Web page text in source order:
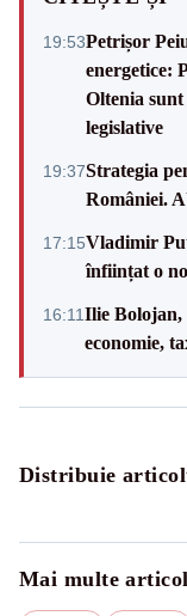
19:53Petrișor
energetice:
Oltenia
legislative
19:37Strategia
României.
17:15Vladimir
înființat o
16:11Ilie Bolojan,
economie,
Distribuie
Mai multe